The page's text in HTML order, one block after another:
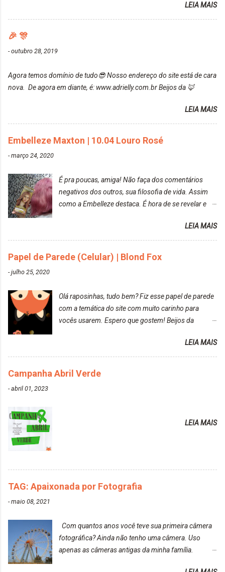
ressaltar que meu cabelo estava platinado. O tom
ficou um rosa antigo, cobriu muito bem e não
de inúmeras lavagens, meu cabelo teve um bom
desbotamento da cor, ele ficou um rosa bem suave,
DekapColor. Adorei o resultado da limpeza. Ficou
DekapColor "Minha mãe é lindaaaaa" Para quem
não conhece, o DekapColor é um p...
LEIA MAIS
🎉 🎊
-outubro 28, 2019
Agora temos domínio de tudo😎 Nosso endereço do site está de cara
nova. De agora em diante, é: www.adrielly.com.br Beijos da 🦊
LEIA MAIS
Embelleze Maxton | 10.04 Louro Rosé
-março 24, 2020
É pra poucas, amiga! Não faça dos comentários
negativos dos outros, sua filosofia de vida. Assim
como a Embelleze destaca. É hora de se revelar e
vip Maxton liberdade para ser mais você Loiro Rosé
10.04. Após 30 minutos no cabelo, retirei o excesso
da tintura no banho e notei que os fios estavam
ressecados (Já ensinamos aqui no site, uma
caseira-cronograma-capilar.html ). Foi difícil retirar o
excesso. É uma tintura fácil de aplicar, o cheiro é
agradável. Cabelo antes da descoloração da raiz:
LIBERDADE PARA SER MAIS VOCÊ 10.04 LOURO
LEIA MAIS
Papel de Parede (Celular) | Blond Fox
-julho 25, 2020
Olá raposinhas, tudo bem? Fiz esse papel de parede
com a temática do site com muito carinho para
vocês usarem. Espero que gostem! Beijos da
LEIA MAIS
Campanha Abril Verde
-abril 01, 2023
LEIA MAIS
TAG: Apaixonada por Fotografia
-maio 08, 2021
Com quantos anos você teve sua primeira câmera
fotográfica? Ainda não tenho uma câmera. Uso
apenas as câmeras antigas da minha família.